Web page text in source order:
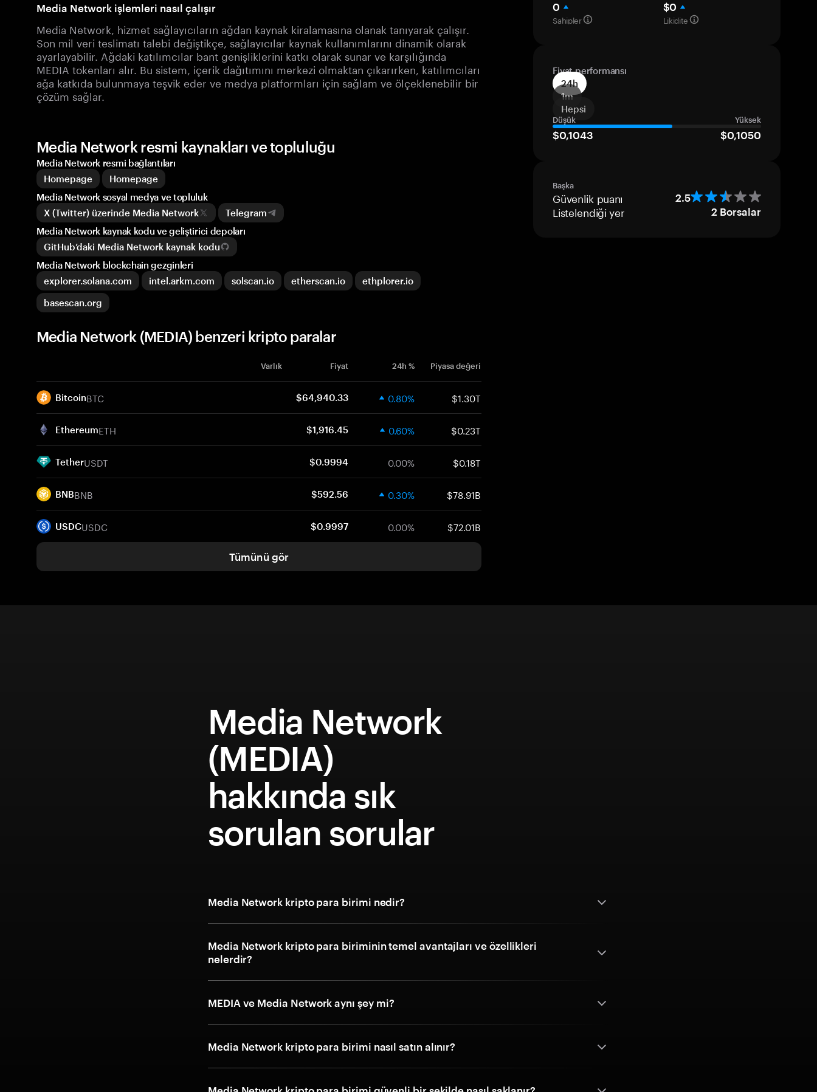
Media Network işlemleri nasıl çalışır
Media Network, hizmet sağlayıcıların ağdan kaynak kiralamasına olanak tanıyarak çalışır.
Son mil veri teslimatı talebi değiştikçe, sağlayıcılar kaynak kullanımlarını dinamik olarak
ayarlayabilir. Ağdaki katılımcılar bant genişliklerini katkı olarak sunar ve karşılığında
MEDIA tokenları alır. Bu sistem, içerik dağıtımını merkezi olmaktan çıkarırken, katılımcıları
ağa katkıda bulunmaya teşvik eder ve medya platformları için sağlam ve ölçeklenebilir bir
çözüm sağlar.
0
Sahipler
$0
Likidite
Fiyat performansı
24h
1m
Hepsi
Düşük Yüksek
$0,1043 $0,1050
Başka
Güvenlik puanı 2.5
Listelendiği yer 2 Borsalar
Media Network resmi kaynakları ve topluluğu
Media Network resmi bağlantıları
Homepage
Homepage
Media Network sosyal medya ve topluluk
X (Twitter) üzerinde Media Network
Telegram
Media Network kaynak kodu ve geliştirici depoları
GitHub’daki Media Network kaynak kodu
Media Network blockchain gezginleri
explorer.solana.com
intel.arkm.com solscan.io etherscan.io
ethplorer.io
basescan.org
Media Network (MEDIA) benzeri kripto paralar
Varlık Fiyat 24h % Piyasa değeri
BitcoinBTC $64,940.33 0.80% $1.30T
EthereumETH $1,916.45 0.60% $0.23T
TetherUSDT $0.9994 0.00% $0.18T
BNBBNB $592.56 0.30% $78.91B
USDCUSDC $0.9997 0.00% $72.01B
Tümünü gör
Media Network
(MEDIA)
hakkında sık
sorulan sorular
Media Network kripto para birimi nedir?
Media Network kripto para biriminin temel avantajları ve özellikleri
nelerdir?
MEDIA ve Media Network aynı şey mi?
Media Network kripto para birimi nasıl satın alınır?